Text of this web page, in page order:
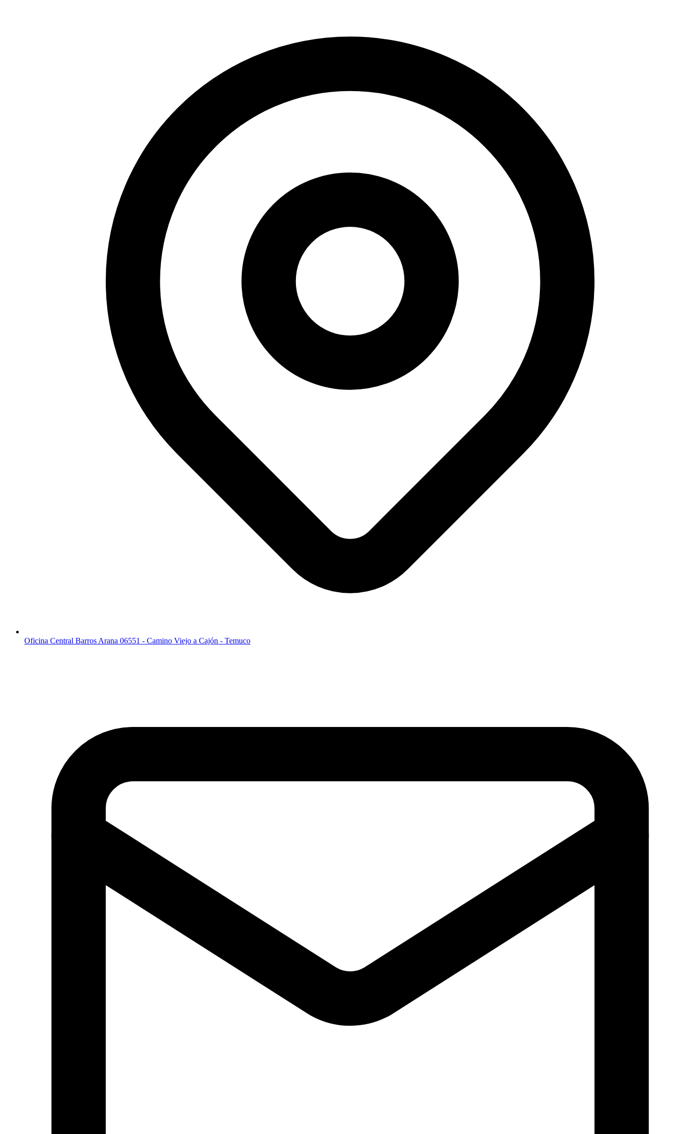
Oficina Central Barros Arana 06551 - Camino Viejo a Cajón - Temuco